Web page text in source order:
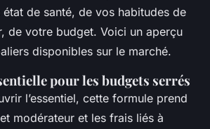
de santé, de vos habitudes de
de votre budget. Voici un aperçu
disponibles sur le marché.
pour les budgets serrés
l’essentiel, cette formule prend
modérateur et les frais liés à